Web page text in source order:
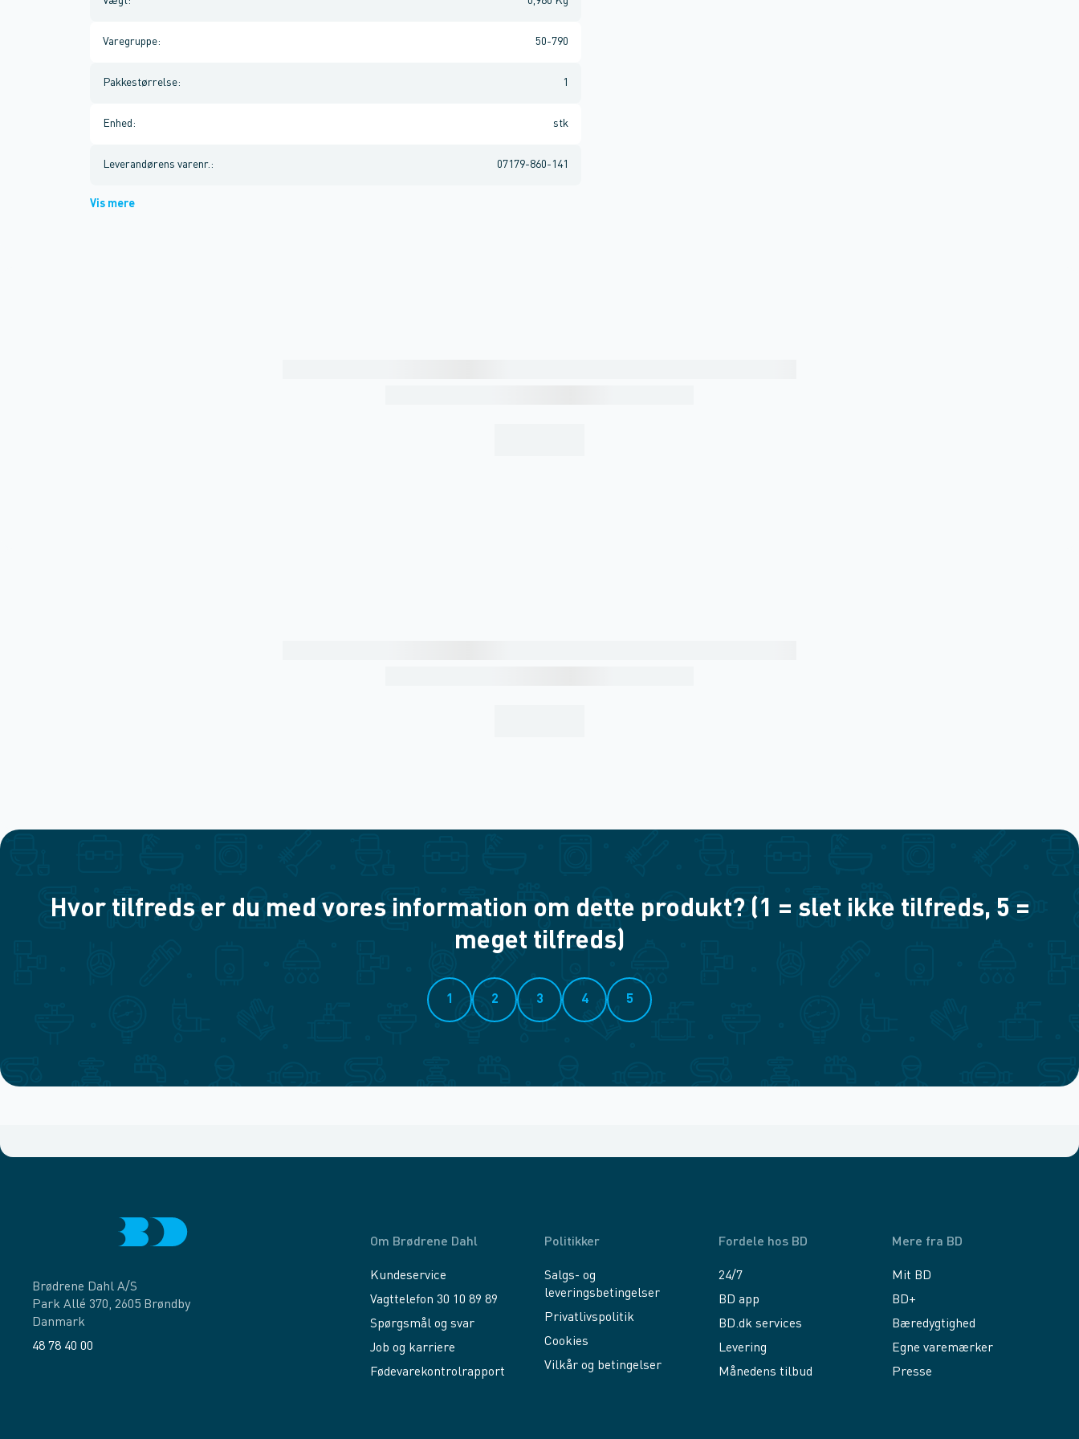
Varegruppe: 50-790
Pakkestørrelse: 1
Enhed : stk
Leverandørens varenr. : 07179-860-141
Vis mere
Hvor tilfreds er du med vores information om dette produkt? (1 = slet ikke tilfreds, 5 =
meget tilfreds)
1 2 3 4 5
Brødrene Dahl A/S
Park Allé 370, 2605 Brøndby
Danmark
48 78 40 00
Om Brødrene Dahl
Kundeservice
Vagttelefon 30 10 89 89
Spørgsmål og svar
Job og karriere
Fødevarekontrolrapport
Politikker
Salgs- og
leveringsbetingelser
Privatlivspolitik
Cookies
Vilkår og betingelser
Fordele hos BD
24/7
BD app
BD.dk services
Levering
Månedens tilbud
Mere fra BD
Mit BD
BD+
Bæredygtighed
Egne varemærker
Presse